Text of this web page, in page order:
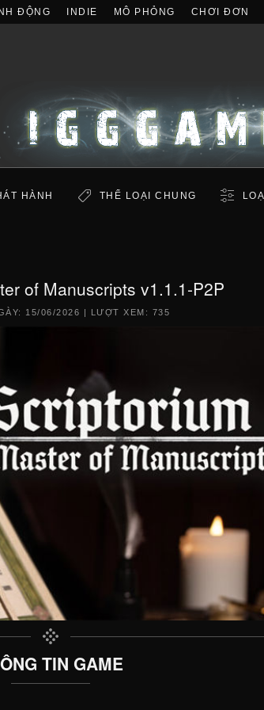
ĐỘNG INDIE MÔ PHỎNG CHƠI ĐƠN
HÀNH THỂ LOẠI CHUNG
of Manuscripts v1.1.1-P2P
15/06/2026 | LƯỢT XEM: 735
TIN GAME